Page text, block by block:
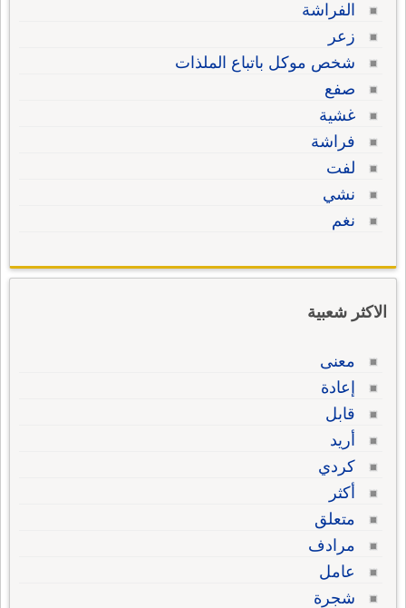
الفراشة
زعر
شخص موكل باتباع الملذات
صفع
غشية
فراشة
لفت
نشي
نغم
الاكثر شعبية
معنى
إعادة
قابل
أريد
كردي
أكثر
متعلق
مرادف
عامل
شجرة